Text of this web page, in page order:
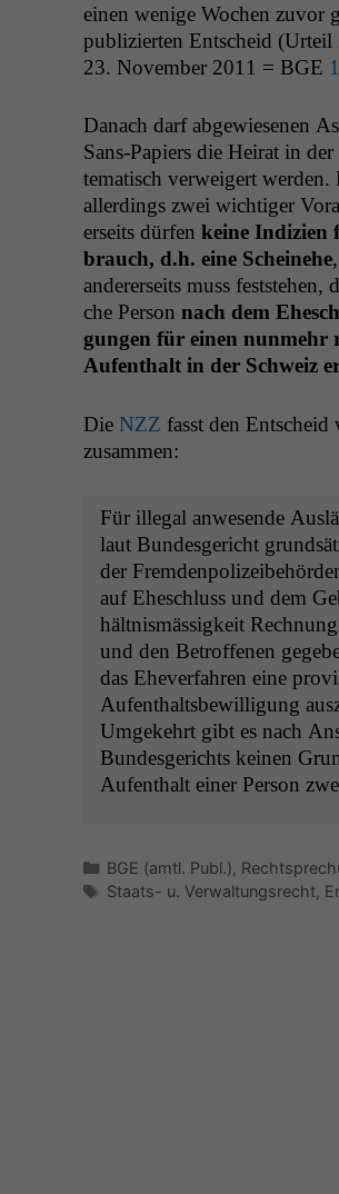
einen wenige Wochen zuvor
pub­lizierten Entscheid (Urteil
23. Novem­ber 2011 = BGE
Danach darf abgewiese­nen
Sans-Papiers die Heirat in
tem­a­tisch ver­weigert wer­den.
allerd­ings zwei wichtiger
er­seits dür­fen keine Indizien
brauch, d.h. eine Scheine­he
ander­er­seits muss fest­ste­hen,
che Per­son nach dem
gun­gen für einen nun­mehr
Aufen­thalt in der Schweiz
Die NZZ fasst den
zusammen:
Für ille­gal anwe­sende
laut Bun­des­gericht
der
auf Eheschluss und dem
hält­nis­mäs­sigkeit
und den Betrof­fe­nen
das Ehev­er­fahren eine
Aufen­thalts­be­wil­li­gung
Umgekehrt gibt es nach
Bun­des­gerichts keinen
Aufen­thalt ein­er Per­son
Kategorien
BGE (amtl. Publ.),
Schlagwörter
Staats- u. Verwaltungsrecht,